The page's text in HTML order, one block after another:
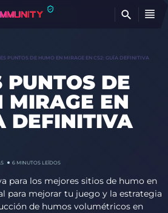
PUNTOS DE HUMO EN MIRAGE EN CS2: GUÍA DEFINITIVA
PUNTOS DE
MIRAGE EN
DEFINITIVA
6 MINUTOS LEÍDOS
para los mejores sitios de humo en
para mejorar tu juego y la estrategia
de humos volumétricos en